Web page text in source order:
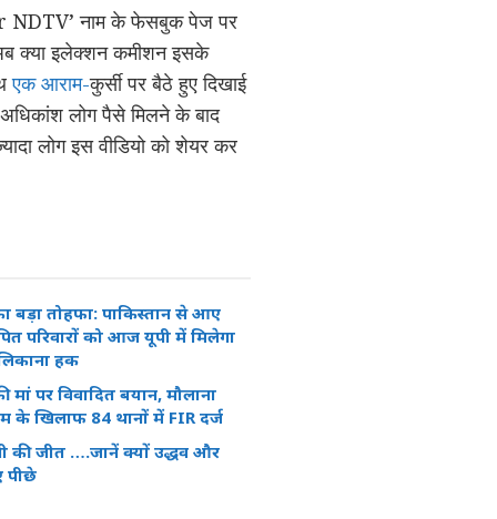
NDTV’ नाम के फेसबुक पेज पर
क्या इलेक्शन कमीशन इसके
एक आराम-कुर्सी पर बैठे हुए दिखाई
लोग पैसे मिलने के बाद
लोग इस वीडियो को शेयर कर
बड़ा तोहफा: पाकिस्तान से आए
परिवारों को आज यूपी में मिलेगा
हक
मां पर विवादित बयान, मौलाना
के खिलाफ 84 थानों में FIR दर्ज
की जीत ….जानें क्यों उद्धव और
पीछे